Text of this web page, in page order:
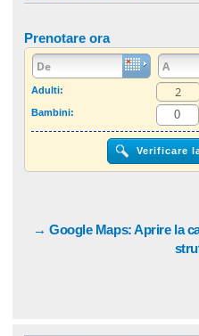
Offerta last minute +
Altro paese
Prenotare ora
Adulti:
Bambini:
→ Google Maps: Aprire la